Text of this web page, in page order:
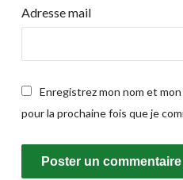
Adresse mail
Enregistrez mon nom et
pour la prochaine fois que je